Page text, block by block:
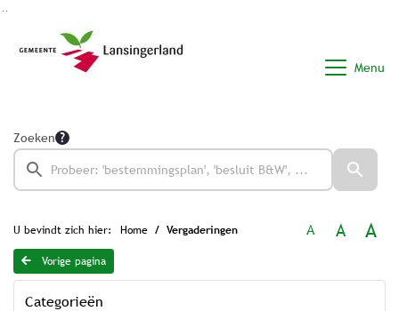
Menu
Zoeken
U bevindt zich hier: Home Vergaderingen A A A
Vorige pagina
Categorieën